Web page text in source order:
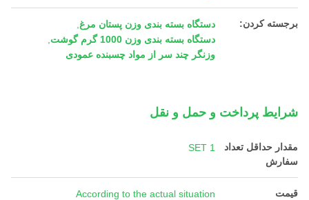
برجسته کردن: دستگاه بسته بندی وزن پستان مرغ
دستگاه بسته بندی وزن 1000 گرم گوشت
وزنگر چند سر از مواد چسبنده عمودی
شرایط پرداخت و حمل و نقل
مقدار حداقل تعداد
سفارش
1 SET
قیمت According to the actual situation